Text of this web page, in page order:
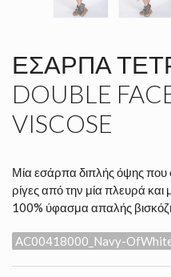
ΕΣΆΡΠΑ
DOUBLE
VISCOSE
Μία εσάρπα διπλής όψης που
ρίγες από την μία πλευρά
100% ύφασμα απαλής
AC00418000_Navy-